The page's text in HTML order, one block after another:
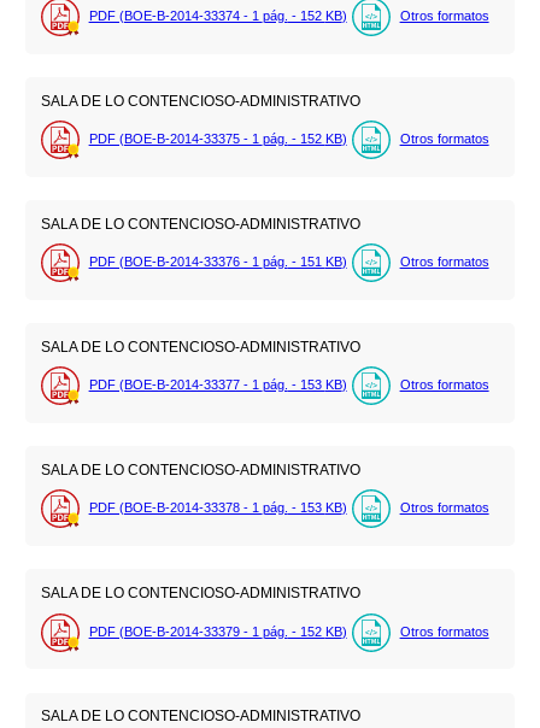
PDF (BOE-B-2014-33374 - 1 pág. - 152 KB) Otros formatos
SALA DE LO CONTENCIOSO-ADMINISTRATIVO
PDF (BOE-B-2014-33375 - 1 pág. - 152 KB) Otros formatos
SALA DE LO CONTENCIOSO-ADMINISTRATIVO
PDF (BOE-B-2014-33376 - 1 pág. - 151 KB) Otros formatos
SALA DE LO CONTENCIOSO-ADMINISTRATIVO
PDF (BOE-B-2014-33377 - 1 pág. - 153 KB) Otros formatos
SALA DE LO CONTENCIOSO-ADMINISTRATIVO
PDF (BOE-B-2014-33378 - 1 pág. - 153 KB) Otros formatos
SALA DE LO CONTENCIOSO-ADMINISTRATIVO
PDF (BOE-B-2014-33379 - 1 pág. - 152 KB) Otros formatos
SALA DE LO CONTENCIOSO-ADMINISTRATIVO